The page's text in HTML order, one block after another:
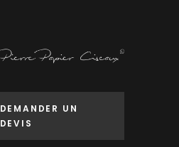
DEMANDER UN
DEVIS